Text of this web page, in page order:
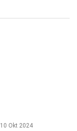
10 Okt 2024